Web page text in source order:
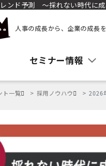
ンド予測 〜採れない時代に
人事の成長から、企業の成長
セミナー情報
ト一覧 採用ノウハウ 2026